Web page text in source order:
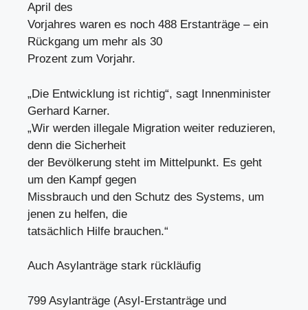
April des
Vorjahres waren es noch 488 Erstanträge – ein
Rückgang um mehr als 30
Prozent zum Vorjahr.
„Die Entwicklung ist richtig“, sagt Innenminister
Gerhard Karner.
„Wir werden illegale Migration weiter reduzieren,
denn die Sicherheit
der Bevölkerung steht im Mittelpunkt. Es geht
um den Kampf gegen
Missbrauch und den Schutz des Systems, um
jenen zu helfen, die
tatsächlich Hilfe brauchen.“
Auch Asylanträge stark rückläufig
799 Asylanträge (Asyl-Erstanträge und